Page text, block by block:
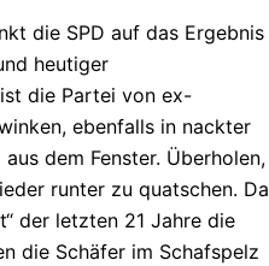
die SPD auf das Ergebnis
heutiger
die Partei von ex-
ebenfalls in nackter
dem Fenster. Überholen,
runter zu quatschen. Da
der letzten 21 Jahre die
die Schäfer im Schafspelz